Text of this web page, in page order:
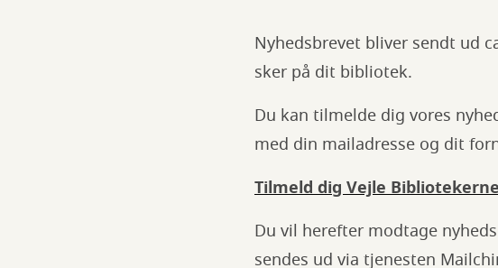
Nyhedsbrevet bliver sendt ud
sker på dit bibliotek.
Du kan tilmelde dig vores
med din mailadresse og dit
Tilmeld dig Vejle
Du vil herefter modtage
sendes ud via tjenesten